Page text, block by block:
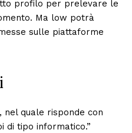
profilo per prelevare le
Ma low potrà
sulle piattaforme
nel quale risponde con
di tipo informatico.”